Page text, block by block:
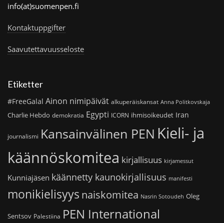
info(at)suomenpen.fi
Kontaktuppgifter
Saavutettavuusseloste
Etiketter
#FreeGalal Ainon nimipäivät alkuperäiskansat Anna Politkovskaja
Charlie Hebdo demokratia Egypti ICORN ihmisoikeudet Iran
journalismi Kansainvälinen PEN Kieli- ja
käännöskomitea kirjallisuus kirjamessut
Kunniajäsen käännetty kaunokirjallisuus manifesti
monikielisyys naiskomitea Nasrin Sotoudeh Oleg
Sentsov Palestiina PEN International